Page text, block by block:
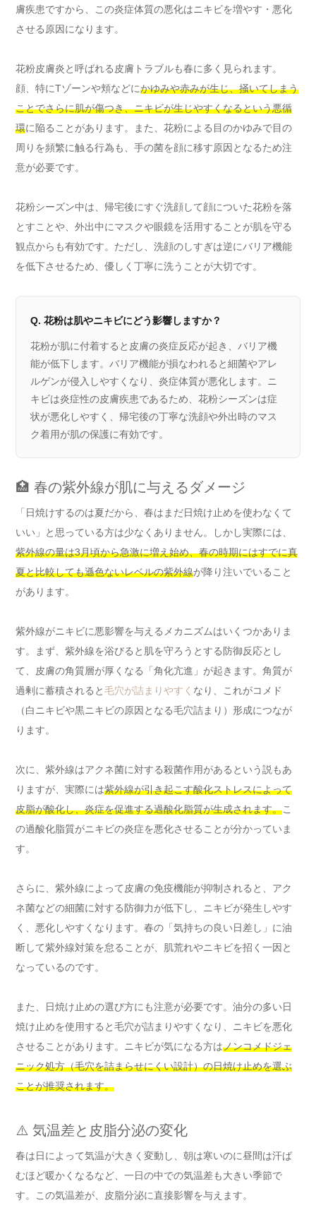
膚疾患ですから、この炎症体質の悪化はニキビを増やす・悪化
させる原因になります。
花粉皮膚炎と呼ばれる皮膚トラブルも春に多く見られます。
顔、特にTゾーンや頬などにかゆみや赤みが生じ、掻いてしまう
ことでさらに肌が傷つき、ニキビが生じやすくなるという悪循
環に陥ることがあります。また、花粉による目のかゆみで目の
周りを頻繁に触る行為も、手の菌を顔に移す原因となるため注
意が必要です。
花粉シーズン中は、帰宅後にすぐ洗顔して顔についた花粉を落
とすことや、外出中にマスクや眼鏡を活用することが肌を守る
観点からも有効です。ただし、洗顔のしすぎは逆にバリア機能
を低下させるため、優しく丁寧に洗うことが大切です。
Q. 花粉は肌やニキビにどう影響しますか？
花粉が肌に付着すると皮膚の炎症反応が起き、バリア機
能が低下します。バリア機能が損なわれると細菌やアレ
ルゲンが侵入しやすくなり、炎症体質が悪化します。ニ
キビは炎症性の皮膚疾患であるため、花粉シーズンは症
状が悪化しやすく、帰宅後の丁寧な洗顔や外出時のマス
ク着用が肌の保護に有効です。
🏥 春の紫外線が肌に与えるダメージ
「日焼けするのは夏だから、春はまだ日焼け止めを使わなくて
いい」と思っている方は少なくありません。しかし実際には、
紫外線の量は3月頃から急激に増え始め、春の時期にはすでに真
夏と比較しても遜色ないレベルの紫外線が降り注いでいること
があります。
紫外線がニキビに悪影響を与えるメカニズムはいくつかありま
す。まず、紫外線を浴びると肌を守ろうとする防御反応とし
て、皮膚の角質層が厚くなる「角化亢進」が起きます。角質が
過剰に蓄積されると毛穴が詰まりやすく なり、これがコメド
（白ニキビや黒ニキビの原因となる毛穴詰まり）形成につなが
ります。
次に、紫外線はアクネ菌に対する殺菌作用があるという説もあ
りますが、実際には紫外線が引き起こす酸化ストレスによって
皮脂が酸化し、炎症を促進する過酸化脂質が生成されます。こ
の過酸化脂質がニキビの炎症を悪化させることが分かっていま
す。
さらに、紫外線によって皮膚の免疫機能が抑制されると、アク
ネ菌などの細菌に対する防御力が低下し、ニキビが発生しやす
く、悪化しやすくなります。春の「気持ちの良い日差し」に油
断して紫外線対策を怠ることが、肌荒れやニキビを招く一因と
なっているのです。
また、日焼け止めの選び方にも注意が必要です。油分の多い日
焼け止めを使用すると毛穴が詰まりやすくなり、ニキビを悪化
させることがあります。ニキビが気になる方はノンコメドジェ
ニック処方（毛穴を詰まらせにくい設計）の日焼け止めを選ぶ
ことが推奨されます。
⚠️ 気温差と皮脂分泌の変化
春は日によって気温が大きく変動し、朝は寒いのに昼間は汗ば
むほど暖かくなるなど、一日の中での気温差も大きい季節で
す。この気温差が、皮脂分泌に直接影響を与えます。